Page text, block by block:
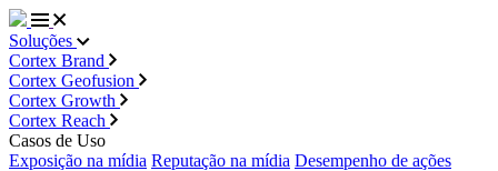
Soluções
Cortex Brand
Cortex Geofusion
Cortex Growth
Cortex Reach
Casos de Uso
Exposição na mídia Reputação na mídia Desempenho de ações